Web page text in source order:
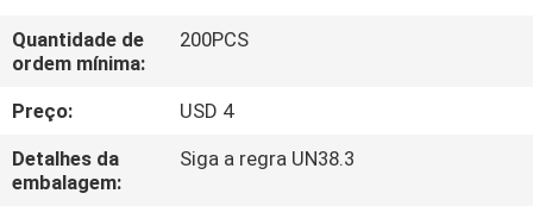
FÁBRICA
CONTROLE
DA
QUALIDADE
Quantidade de
ordem mínima:
200PCS
Preço:
USD 4
Detalhes da
embalagem:
Siga a regra UN38.3